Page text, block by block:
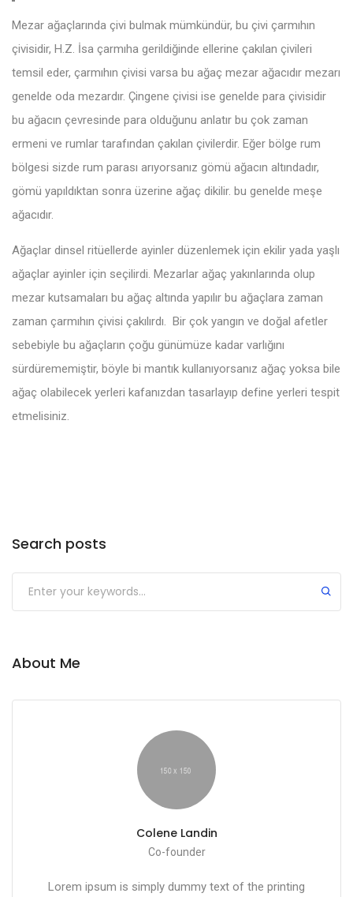
Mezar ağaçlarında çivi bulmak mümkündür, bu çivi çarmıhın
çivisidir, H.Z. İsa çarmıha gerildiğinde ellerine çakılan çivileri
temsil eder, çarmıhın çivisi varsa bu ağaç mezar ağacıdır mezarı
genelde oda mezardır. Çingene çivisi ise genelde para çivisidir
bu ağacın çevresinde para olduğunu anlatır bu çok zaman
ermeni ve rumlar tarafından çakılan çivilerdir. Eğer bölge rum
bölgesi sizde rum parası arıyorsanız gömü ağacın altındadır,
gömü yapıldıktan sonra üzerine ağaç dikilir. bu genelde meşe
ağacıdır.
Ağaçlar dinsel ritüellerde ayinler düzenlemek için ekilir yada yaşlı
ağaçlar ayinler için seçilirdi. Mezarlar ağaç yakınlarında olup
mezar kutsamaları bu ağaç altında yapılır bu ağaçlara zaman
zaman çarmıhın çivisi çakılırdı. Bir çok yangın ve doğal afetler
sebebiyle bu ağaçların çoğu günümüze kadar varlığını
sürdürememiştir, böyle bi mantık kullanıyorsanız ağaç yoksa bile
ağaç olabilecek yerleri kafanızdan tasarlayıp define yerleri tespit
etmelisiniz.
Search posts
About Me
Colene Landin
Co-founder
Lorem ipsum is simply dummy text of the printing